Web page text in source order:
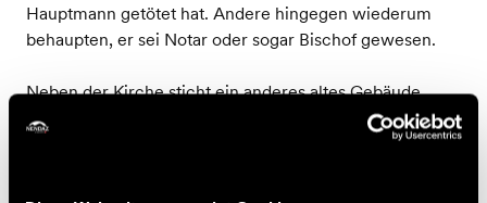
Hauptmann getötet hat. Andere hingegen wiederum
behaupten, er sei Notar oder sogar Bischof gewesen.
Neben der Kirche sticht ein anderes altes Gebäude
durch seine Grösse und sein zinnenbewehrtes Dach
hervor: Die Majorie. Diese befindet sich weiter unten,